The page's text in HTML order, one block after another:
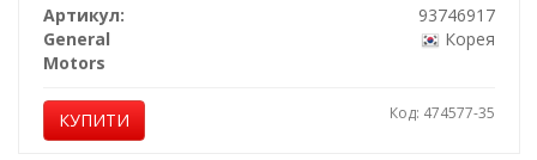
Артикул:
93746917
General
Motors
Корея
КУПИТИ Код: 474577-35